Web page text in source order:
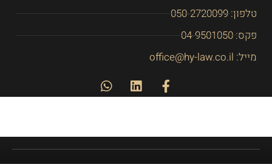
טלפון: 050-2720099
פקס: 04-9501050
מייל: office@hy-law.co.il